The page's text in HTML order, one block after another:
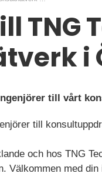
TNG
i
till vårt
till
och hos TNG
Välkommen med